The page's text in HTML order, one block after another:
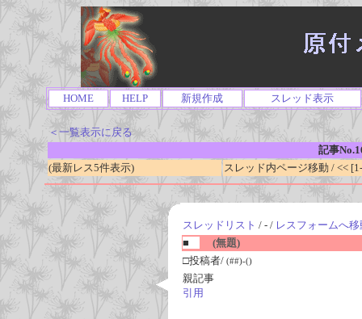
HOME HELP 新規作成 スレッド表示
＜一覧表示に戻る
記事
(最新レス5件表示)
スレッド内ページ移動 / <<
スレッドリスト / - / レスフォームへ移
■
(無題)
□投稿者/ (##)-()
親記事
引用